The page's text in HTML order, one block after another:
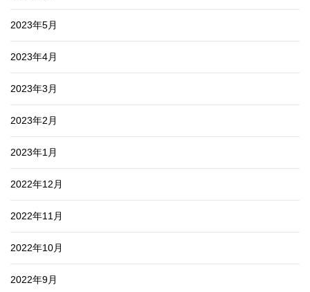
2023年5月
2023年4月
2023年3月
2023年2月
2023年1月
2022年12月
2022年11月
2022年10月
2022年9月